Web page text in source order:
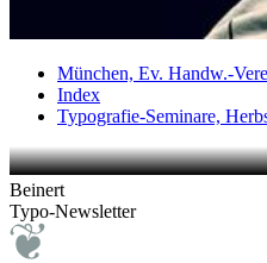
München, Ev. Handw.-
Index
Typografie-Seminare,
Beinert
Typo-Newsletter